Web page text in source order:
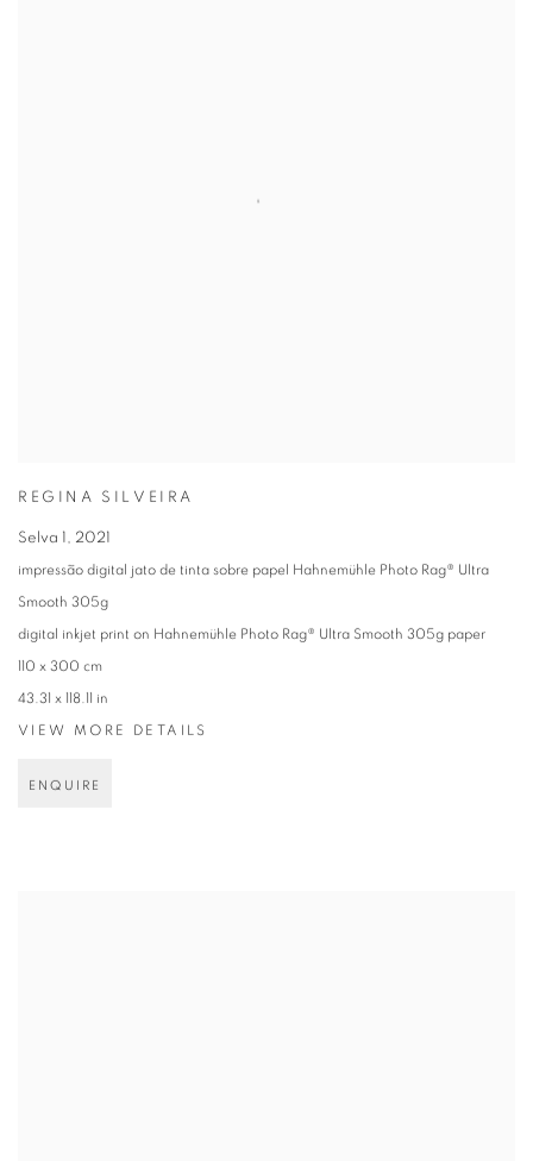
REGINA SILVEIRA
Selva 1 , 2021
impressão digital jato de tinta sobre papel Hahnemühle Photo Rag® Ultra
Smooth 305g
digital inkjet print on Hahnemühle Photo Rag® Ultra Smooth 305g paper
110 x 300 cm
43.31 x 118.11 in
VIEW MORE DETAILS
ENQUIRE